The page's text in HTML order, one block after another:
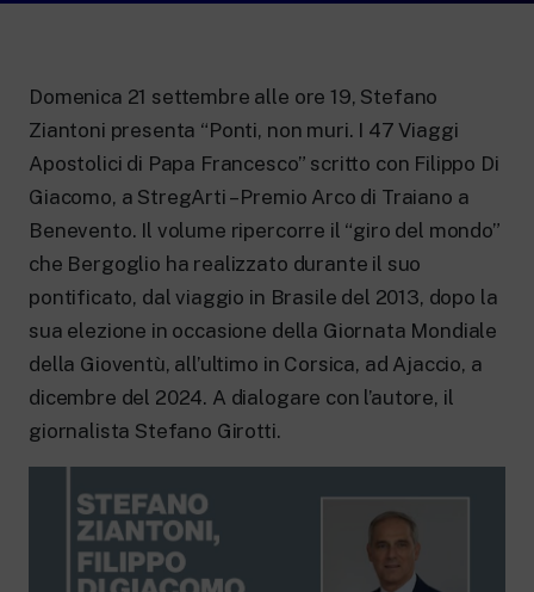
New 24 ore su 24: attualità, ultime notizie
e aggiornamenti.
RaiNews
Le redazioni regionali di RaiNews.
Approfondimenti culturali su Arte,
Rai Cultura
Per le scuole secondarie di I e II grado,
l’Università, i Docenti e l’istruzione degli
adulti.
Rai Scuola
Domenica 21 settembre alle ore 19, Stefano
Ziantoni presenta “Ponti, non muri. I 47 Viaggi
Apostolici di Papa Francesco” scritto con Filippo Di
Giacomo, a StregArti – Premio Arco di Traiano a
Benevento. Il volume ripercorre il “giro del mondo”
che Bergoglio ha realizzato du­rante il suo
pontificato, dal viaggio in Brasile del 2013, dopo la
sua elezione in occasione della Gior­nata Mondiale
della Gioventù, all’ultimo in Corsica, ad Ajaccio, a
dicembre del 2024. A dialogare con l’autore, il
giornalista Stefano Girotti.